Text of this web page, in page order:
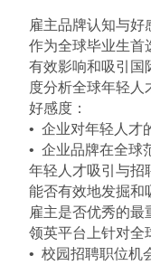
雇主品牌认知与好
作为全球毕业生首
有效影响和吸引国
度分析全球年轻人
好感度：
• 企业对年轻人才
• 企业品牌在全球
年轻人才吸引与招
能否有效地发掘和
雇主是否优秀的最
领英平台上针对全
• 校园招聘职位机